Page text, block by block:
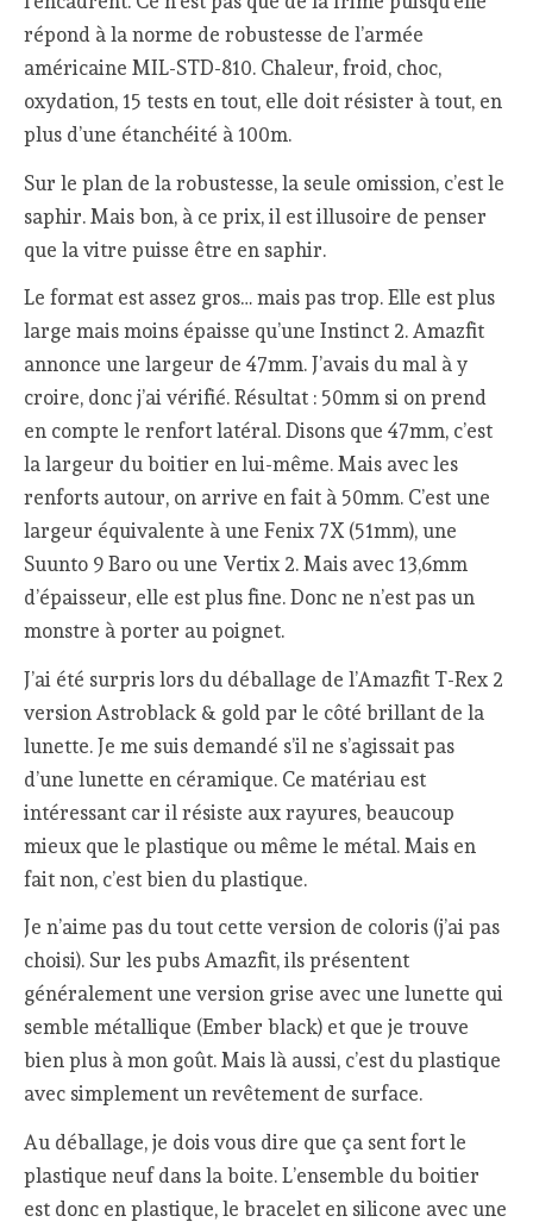
répond à la norme de robustesse de l’armée
américaine MIL-STD-810. Chaleur, froid, choc,
oxydation, 15 tests en tout, elle doit résister à tout, en
plus d’une étanchéité à 100m.
Sur le plan de la robustesse, la seule omission, c’est le
saphir. Mais bon, à ce prix, il est illusoire de penser
que la vitre puisse être en saphir.
Le format est assez gros… mais pas trop. Elle est plus
large mais moins épaisse qu’une Instinct 2. Amazfit
annonce une largeur de 47mm. J’avais du mal à y
croire, donc j’ai vérifié. Résultat : 50mm si on prend
en compte le renfort latéral. Disons que 47mm, c’est
la largeur du boitier en lui-même. Mais avec les
renforts autour, on arrive en fait à 50mm. C’est une
largeur équivalente à une Fenix 7X (51mm), une
Suunto 9 Baro ou une Vertix 2. Mais avec 13,6mm
d’épaisseur, elle est plus fine. Donc ne n’est pas un
monstre à porter au poignet.
J’ai été surpris lors du déballage de l’Amazfit T-Rex 2
version Astroblack & gold par le côté brillant de la
lunette. Je me suis demandé s’il ne s’agissait pas
d’une lunette en céramique. Ce matériau est
intéressant car il résiste aux rayures, beaucoup
mieux que le plastique ou même le métal. Mais en
fait non, c’est bien du plastique.
Je n’aime pas du tout cette version de coloris (j’ai pas
choisi). Sur les pubs Amazfit, ils présentent
généralement une version grise avec une lunette qui
semble métallique (Ember black) et que je trouve
bien plus à mon goût. Mais là aussi, c’est du plastique
avec simplement un revêtement de surface.
Au déballage, je dois vous dire que ça sent fort le
plastique neuf dans la boite. L’ensemble du boitier
est donc en plastique, le bracelet en silicone avec une